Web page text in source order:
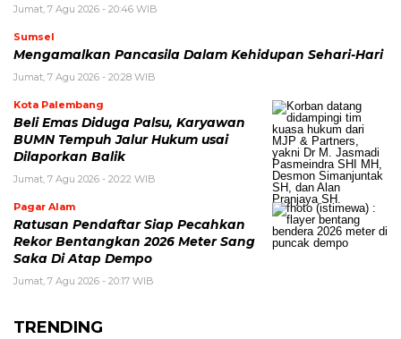
Jumat, 7 Agu 2026 - 20:46 WIB
Sumsel
Mengamalkan Pancasila Dalam Kehidupan Sehari-Hari
Jumat, 7 Agu 2026 - 20:28 WIB
Kota Palembang
Beli Emas Diduga Palsu, Karyawan
BUMN Tempuh Jalur Hukum usai
Dilaporkan Balik
Jumat, 7 Agu 2026 - 20:22 WIB
Pagar Alam
Ratusan Pendaftar Siap Pecahkan
Rekor Bentangkan 2026 Meter Sang
Saka Di Atap Dempo
Jumat, 7 Agu 2026 - 20:17 WIB
TRENDING